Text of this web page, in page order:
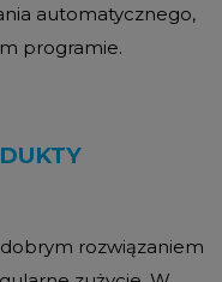
automatycznego,
programie.
rozwiązaniem